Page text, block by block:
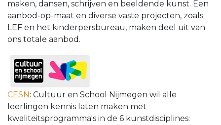
maken, dansen, schrijven en beeldende kunst. Een
aanbod-op-maat en diverse vaste projecten, zoals
LEF en het kinderpersbureau, maken deel uit van
ons totale aanbod.
CESN : Cultuur en School Nijmegen wil alle
leerlingen kennis laten maken met
kwaliteitsprogramma's in de 6 kunstdisciplines: